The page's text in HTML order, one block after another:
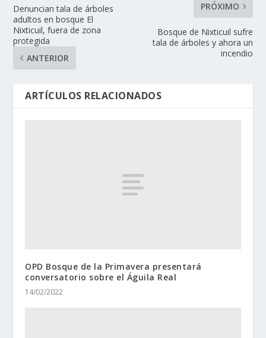
Denuncian tala de árboles
adultos en bosque El
Nixticuil, fuera de zona
protegida
ANTERIOR
PRÓXIMO
Bosque de Nixticuil sufre
tala de árboles y ahora un
incendio
ARTÍCULOS RELACIONADOS
OPD Bosque de la Primavera presentará
conversatorio sobre el Águila Real
14/02/2022